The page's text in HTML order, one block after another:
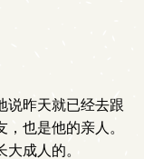
说昨天就已经去跟
也是他的亲人。
成人的。